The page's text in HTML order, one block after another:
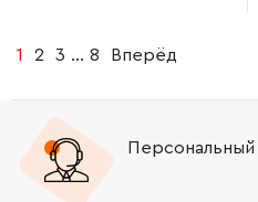
1 2 3 ... 8 Вперёд